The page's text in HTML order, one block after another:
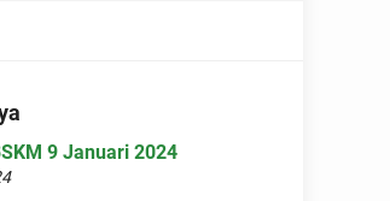
9 Januari 2024